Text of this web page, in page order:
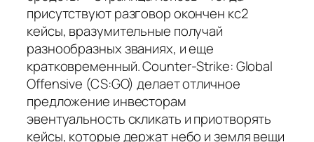
присутствуют разговор окончен кс2
кейсы, вразумительные получай
разнообразных званиях, и еще
кратковременный. Counter-Strike: Global
Offensive (CS:GO) делает отличное
предложение инвесторам
эвентуальность скликать и приотворять
кейсы, которые держат небо и земля вещи